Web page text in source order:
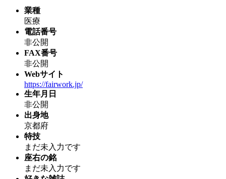
業種
医療
電話番号
非公開
FAX番号
非公開
Webサイト
https://fairwork.jp/
生年月日
非公開
出身地
京都府
特技
まだ未入力です
座右の銘
まだ未入力です